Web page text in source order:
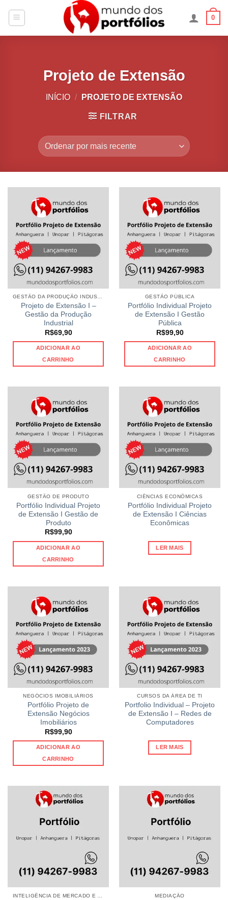
0
Projeto de Extensão
INÍCIO / PROJETO DE EXTENSÃO
FILTRAR
GESTÃO DA PRODUÇÃO INDUSTRIAL
Projeto de Extensão I –
Gestão da Produção
Industrial
R$69,90
ADICIONAR AO
CARRINHO
GESTÃO PÚBLICA
Portfólio Individual Projeto
de Extensão I Gestão
Pública
R$99,90
ADICIONAR AO
CARRINHO
GESTÃO DE PRODUTO
Portfólio Individual Projeto
de Extensão I Gestão de
Produto
R$99,90
ADICIONAR AO
CARRINHO
CIÊNCIAS ECONÔMICAS
Portfólio Individual Projeto
de Extensão I Ciências
Econômicas
LER MAIS
NEGÓCIOS IMOBILIÁRIOS
Portfólio Projeto de
Extensão Negócios
Imobiliários
R$99,90
ADICIONAR AO
CARRINHO
CURSOS DA ÁREA DE TI
Portfolio Individual – Projeto
de Extensão I – Redes de
Computadores
LER MAIS
MEDIAÇÃO